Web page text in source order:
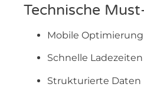
Technische
Mobile Optimierung
Schnelle
Strukturierte Daten